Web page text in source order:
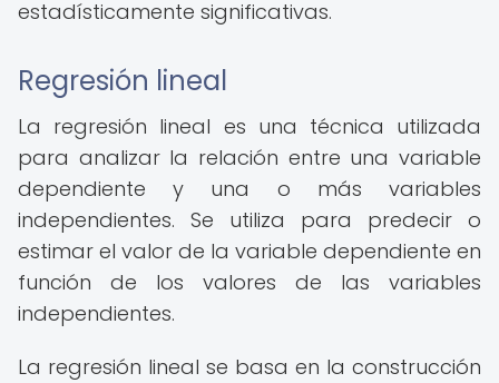
estadísticamente significativas.
Regresión lineal
La regresión lineal es una técnica utilizada
para analizar la relación entre una variable
dependiente y una o más variables
independientes. Se utiliza para predecir o
estimar el valor de la variable dependiente en
función de los valores de las variables
independientes.
La regresión lineal se basa en la construcción